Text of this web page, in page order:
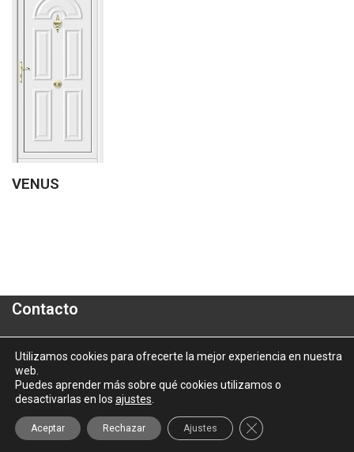
VENUS
Contacto
Polígono Industrial "A Granxa"- Paralela 2- Parcela 16
informacion@aluporta.com
Tel: +34 986 337 787 - Fax: +34 986 337 778
2025 © Aluporta |Aviso Legal |Política de Privacidad
de Cookies
Utilizamos cookies para ofrecerte la mejor experiencia en nuestra
web.
Puedes aprender más sobre qué cookies utilizamos o
desactivarlas en los ajustes
Aceptar Rechazar Ajustes Cerrar el banner de